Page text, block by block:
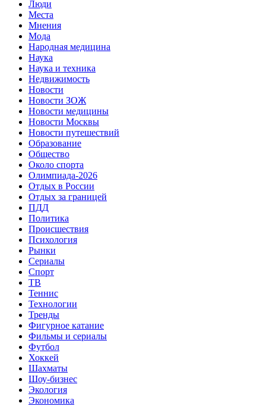
Люди
Места
Мнения
Мода
Народная медицина
Наука
Наука и техника
Недвижимость
Новости
Новости ЗОЖ
Новости медицины
Новости Москвы
Новости путешествий
Образование
Общество
Около спорта
Олимпиада-2026
Отдых в России
Отдых за границей
ПДД
Политика
Происшествия
Психология
Рынки
Сериалы
Спорт
ТВ
Теннис
Технологии
Тренды
Фигурное катание
Фильмы и сериалы
Футбол
Хоккей
Шахматы
Шоу-бизнес
Экология
Экономика